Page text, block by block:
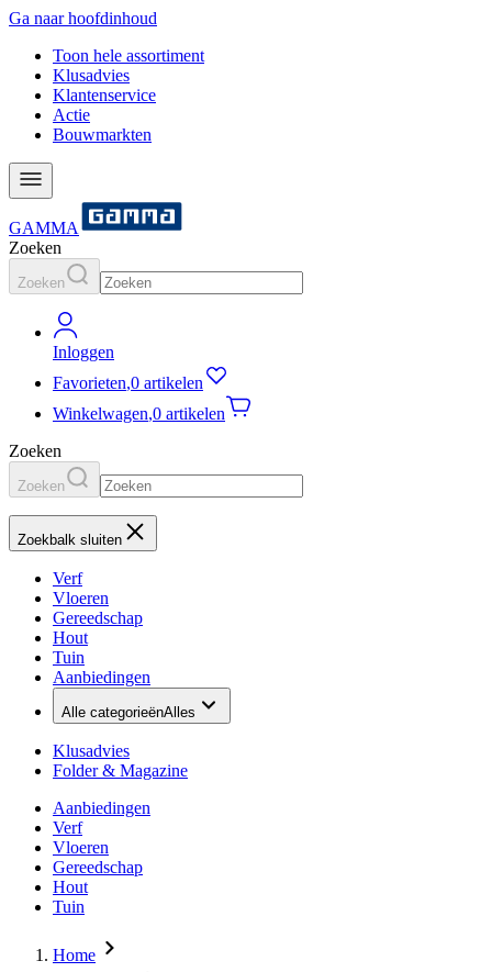
Ga naar hoofdinhoud
Toon hele assortiment
Klusadvies
Klantenservice
Actie
Bouwmarkten
GAMMA
Zoeken
Zoeken
Inloggen
Favorieten,0 artikelen
Winkelwagen,0 artikelen
Zoeken
Zoeken
Zoekbalk sluiten
Verf
Vloeren
Gereedschap
Hout
Tuin
Aanbiedingen
Alle categorieënAlles
Klusadvies
Folder & Magazine
Aanbiedingen
Verf
Vloeren
Gereedschap
Hout
Tuin
Home